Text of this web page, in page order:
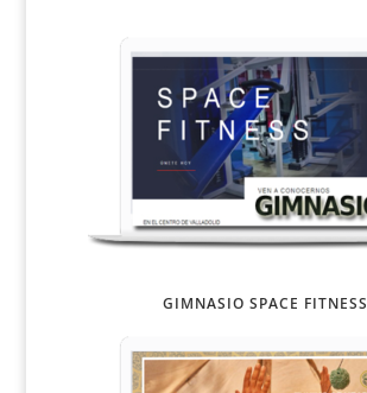
GIMNASIO SPACE FITNESS